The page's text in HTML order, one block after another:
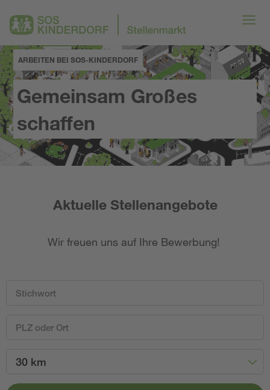
ARBEITEN BEI SOS-KINDERDORF
Gemeinsam Großes
schaffen
Aktuelle Stellenangebote
Wir freuen uns auf Ihre Bewerbung!
30 km